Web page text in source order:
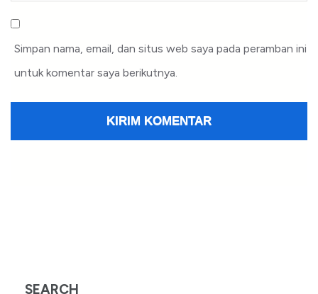
Simpan nama, email, dan situs web saya pada peramban ini
untuk komentar saya berikutnya.
SEARCH